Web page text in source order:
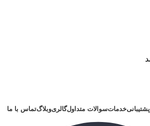
پشتیبانیخدماتسوالات متداولگالریوبلاگتماس با ما